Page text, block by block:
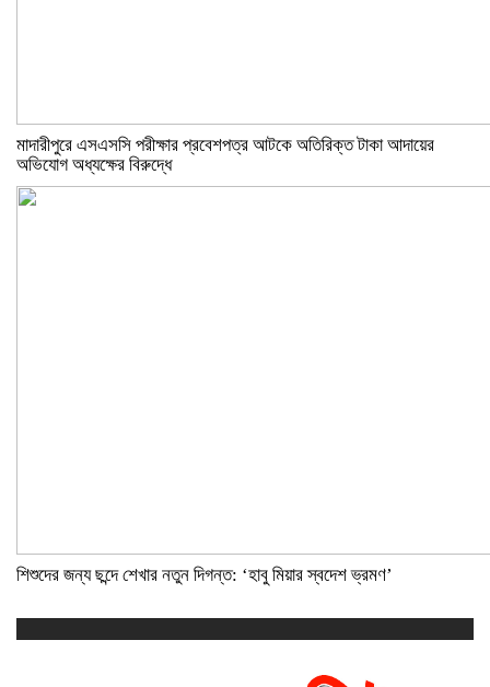
মাদারীপুরে এসএসসি পরীক্ষার প্রবেশপত্র আটকে অতিরিক্ত টাকা আদায়ের
অভিযোগ অধ্যক্ষের বিরুদ্ধে
শিশুদের জন্য ছন্দে শেখার নতুন দিগন্ত: ‘হাবু মিয়ার স্বদেশ ভ্রমণ’